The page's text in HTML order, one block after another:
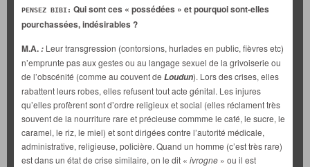
PENSEZ BIBI: Qui sont ces « possédées » et pourquoi sont-elles
pourchassées, indésirables ?
M.A.: Leur transgression (contorsions, hurlades en public, fièvres etc)
n’emprunte pas aux gestes ou au langage sexuel de la grivoiserie ou
de l’obscénité (comme au couvent de Loudun). Lors des crises, elles
rabattent leurs robes, elles refusent tout acte génital. Les injures
qu’elles profèrent sont d’ordre religieux et social (elles réclament très
souvent de la nourriture rare et précieuse commme le café, le sucre, le
caramel, le riz, le miel) et sont dirigées contre l’autorité médicale,
administrative, religieuse, policière. Quand un homme (c’est très rare)
est dans un état de crise similaire, on le dit « ivrogne » ou il est